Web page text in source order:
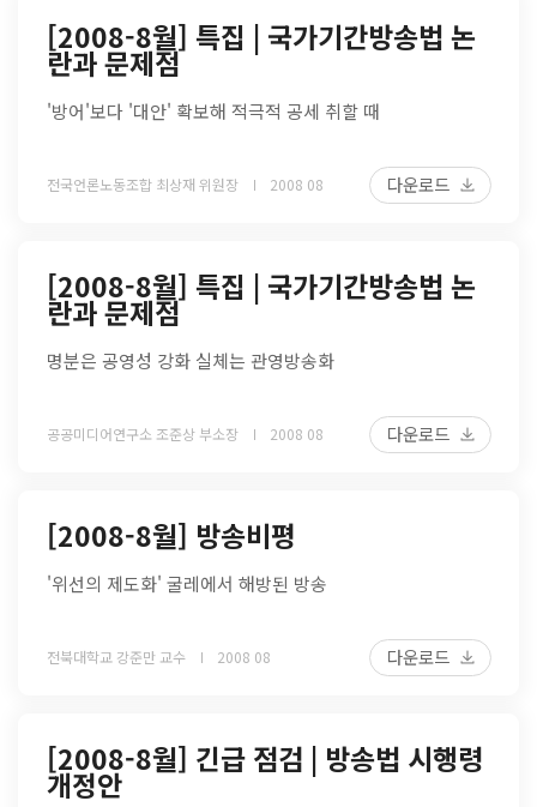
[2008-8월] 특집 | 국가기간방송법 논
란과 문제점
'방어'보다 '대안' 확보해 적극적 공세 취할 때
전국언론노동조합 최상재 위원장 2008 08 다운로드
[2008-8월] 특집 | 국가기간방송법 논
란과 문제점
명분은 공영성 강화 실체는 관영방송화
공공미디어연구소 조준상 부소장 2008 08 다운로드
[2008-8월] 방송비평
'위선의 제도화' 굴레에서 해방된 방송
전북대학교 강준만 교수 2008 08 다운로드
[2008-8월] 긴급 점검 | 방송법 시행령
개정안